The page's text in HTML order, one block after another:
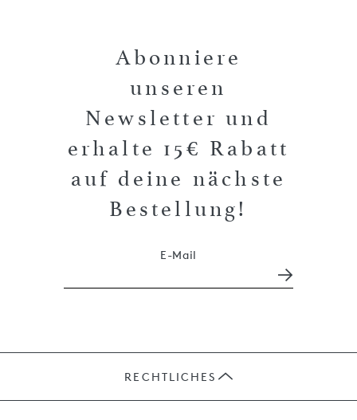
Abonniere
unseren
Newsletter und
erhalte 15€ Rabatt
auf deine nächste
Bestellung!
E-Mail
RECHTLICHES